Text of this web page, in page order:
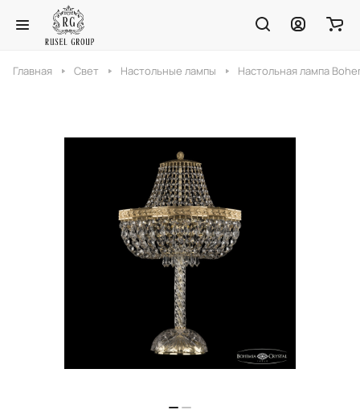
Главная Свет Настольные лампы Настольная лампа